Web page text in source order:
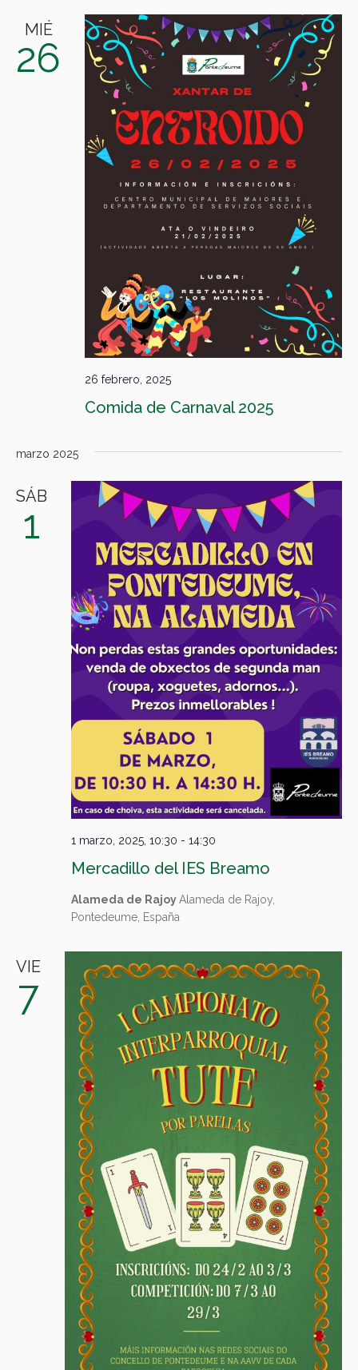
MIÉ
26
Comida de Carnaval 2025
26 febrero, 2025
marzo 2025
SÁB
1
Mercadillo del IES Breamo
1 marzo, 2025, 10:30 - 14:30
Alameda de RajoyAlameda de Rajoy,
Pontedeume, España
VIE
7